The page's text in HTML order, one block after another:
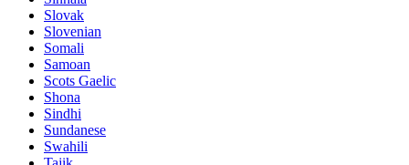
Slovak
Slovenian
Somali
Samoan
Scots Gaelic
Shona
Sindhi
Sundanese
Swahili